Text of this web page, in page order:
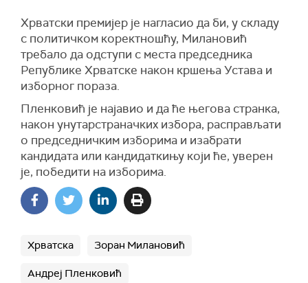
Хрватски премијер је нагласио да би, у складу
с политичком коректношћу, Милановић
требало да одступи с места председника
Републике Хрватске након кршења Устава и
изборног пораза.
Пленковић је најавио и да ће његова странка,
након унутарстраначких избора, расправљати
о председничким изборима и изабрати
кандидата или кандидаткињу који ће, уверен
је, победити на изборима.
Хрватска Зоран Милановић
Андреј Пленковић